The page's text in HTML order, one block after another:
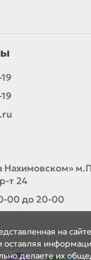
на
оставляя
делаете их
Нахимовском»
т 24
00 до 20-00